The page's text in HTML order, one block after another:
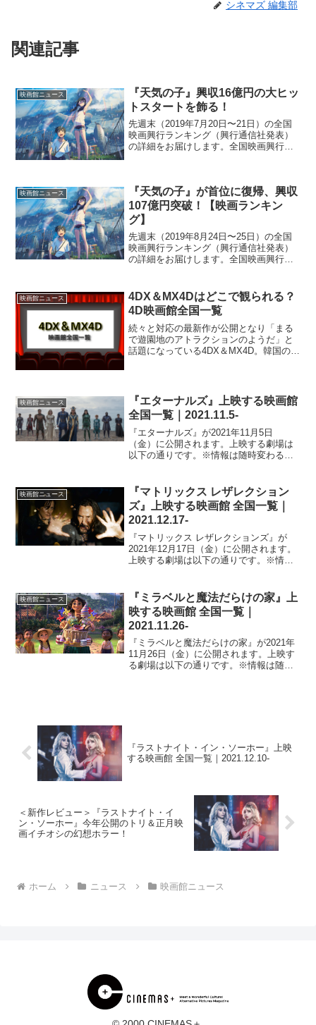
シネマズ 編集部
関連記事
映画館ニュース
『天気の子』興収16億円の大ヒッ
トスタートを飾る！
先週末（2019年7月20日〜21日）の全国
映画興行ランキング（興行通信社発表）
の詳細をお届けします。全国映画興行ラ
（↓）...
映画館ニュース
『天気の子』が首位に復帰、興収
107億円突破！【映画ランキン
グ】
先週末（2019年8月24日〜25日）の全国
映画興行ランキング（興行通信社発表）
の詳細をお届けします。全国映画興行ラ
場版おっさんずラブ －ＬＯＶＥ ｏｒ Ｄ
ＥＡＤ...
映画館ニュース
4DX＆MX4Dはどこで観られる？
4D映画館全国一覧
続々と対応の最新作が公開となり「まる
で遊園地のアトラクションのようだ」と
話題になっている4DX＆MX4D。韓国の
映画館ニュース
『エターナルズ』上映する映画館
全国一覧｜2021.11.5-
『エターナルズ』が2021年11月5日
（金）に公開されます。上映する劇場は
以下の通りです。※情報は随時変わるの
ド・シネマ札幌シネマ太陽函館イオンシ
ネマ小樽ディノスシネマズ...
映画館ニュース
『マトリックス レザレクション
ズ』上映する映画館 全国一覧｜
2021.12.17-
『マトリックス レザレクションズ』が
2021年12月17日（金）に公開されます。
上映する劇場は以下の通りです。※情報
アユナイテッド・シネマ札幌イオンシネ
マ江別イオンシネ...
映画館ニュース
『ミラベルと魔法だらけの家』上
映する映画館 全国一覧｜
2021.11.26-
『ミラベルと魔法だらけの家』が2021年
11月26日（金）に公開されます。上映す
る劇場は以下の通りです。※情報は随時
『ラストナイト・イン・ソーホー』上映
する映画館 全国一覧｜2021.12.10-
＜新作レビュー＞『ラストナイト・イ
ン・ソーホー』今年公開のトリ＆正月映
画イチオシの幻想ホラー！
ホーム ニュース 映画館ニュース